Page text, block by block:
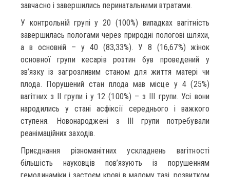
завчасно і завершились перинатальними втратами.
У контрольній групі у 20 (100%) випадках вагітність
завершилась пологами через природні пологові шляхи,
а в основній – у 40 (83,33%). У 8 (16,67%) жінок
основної групи кесарів розтин був проведений у
зв’язку із загрозливим станом для життя матері чи
плода. Порушений стан плода мав місце у 4 (25%)
вагітних з ІІ групи і у 12 (100%) – з ІІІ групи. Усі вони
народились у стані асфіксії середнього і важкого
ступеня. Новонароджені з ІІІ групи потребували
реанімаційних заходів.
Приєднання різноманітних ускладнень вагітності
більшість науковців пов’язують із порушенням